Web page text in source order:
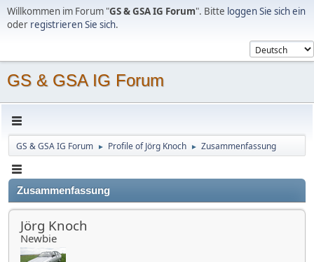
Willkommen im Forum "GS & GSA IG Forum". Bitte loggen Sie sich ein
oder registrieren Sie sich.
GS & GSA IG Forum
GS & GSA IG Forum ► Profile of Jörg Knoch ► Zusammenfassung
Zusammenfassung
Jörg Knoch
Newbie